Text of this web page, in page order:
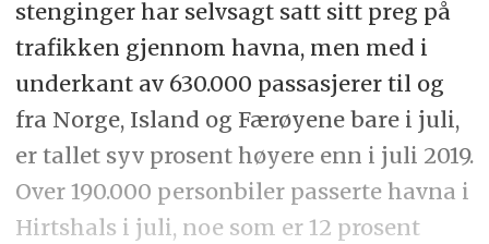
stenginger har selvsagt satt sitt preg på
trafikken gjennom havna, men med i
underkant av 630.000 passasjerer til og
fra Norge, Island og Færøyene bare i juli,
er tallet syv prosent høyere enn i juli 2019.
Over 190.000 personbiler passerte havna i
Hirtshals i juli, noe som er 12 prosent